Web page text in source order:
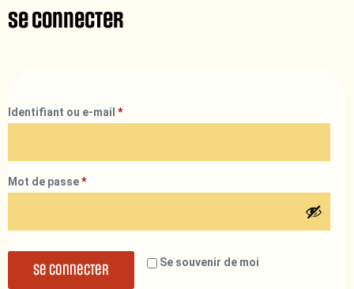
Se connecter
Identifiant ou e-mail *
Mot de passe*
Se souvenir de moi
Se connecter